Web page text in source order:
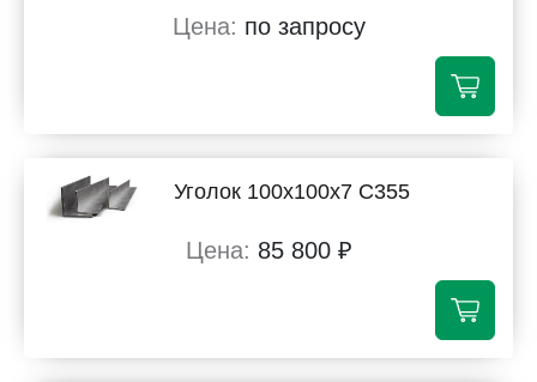
по запросу
Уголок 100х100х7 С355
85 800 ₽